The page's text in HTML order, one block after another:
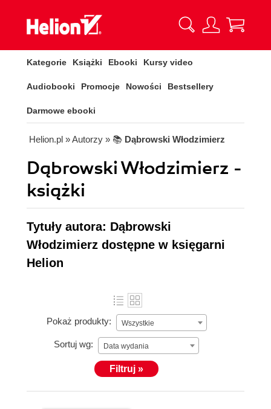
Kategorie Książki Ebooki Kursy video
Audiobooki Promocje Nowości Bestsellery
Darmowe ebooki
Helion.pl » Autorzy » 📚 Dąbrowski Włodzimierz
Dąbrowski Włodzimierz -
książki
Tytuły autora: Dąbrowski
Włodzimierz dostępne w księgarni
Helion
Pokaż produkty: Wszystkie
Sortuj wg: Data wydania
Filtruj »